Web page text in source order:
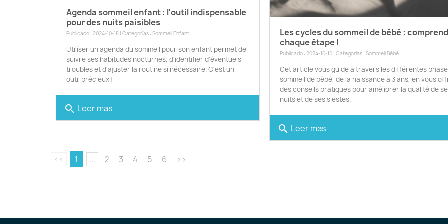
Agenda sommeil enfant : l'outil indispensable
pour des nuits paisibles
Publicado : 2024-10-18 | Categorías : Sommeil Enfant
Utiliser un agenda du sommeil pour son enfant permet de
suivre ses habitudes nocturnes, d'identifier d'éventuels
troubles et d'ajuster la routine si nécessaire. C'est un
outil précieux !
search Leer mas
Les cycles du sommeil de bébé :
chaque étape !
Publicado : 2024-10-10 | Categorías : Sommeil Bébé
Cet article vous guide à travers les différentes
sommeil de bébé, de la naissance à 3 ans, en vous
des conseils pratiques pour améliorer la qualité de
nuits et de ses siestes.
search Leer mas
<< 1 ... 2 3 4 5 6 >>